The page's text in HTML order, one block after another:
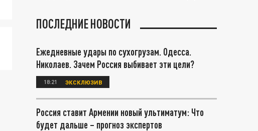
ПОСЛЕДНИЕ НОВОСТИ
Ежедневные удары по сухогрузам. Одесса.
Николаев. Зачем Россия выбивает эти цели?
18:21 ЭКСКЛЮЗИВ
Россия ставит Армении новый ультиматум: Что
будет дальше – прогноз экспертов